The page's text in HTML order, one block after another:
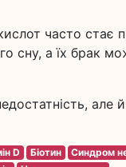
часто стає
сну, а їх брак
але
D Біотин
Синдром